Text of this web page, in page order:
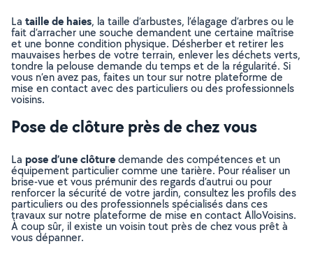
La taille de haies, la taille d’arbustes, l’élagage d’arbres ou le
fait d’arracher une souche demandent une certaine maîtrise
et une bonne condition physique. Désherber et retirer les
mauvaises herbes de votre terrain, enlever les déchets verts,
tondre la pelouse demande du temps et de la régularité. Si
vous n’en avez pas, faites un tour sur notre plateforme de
mise en contact avec des particuliers ou des professionnels
voisins.
Pose de clôture près de chez vous
La pose d’une clôturedemande des compétences et un
équipement particulier comme une tarière. Pour réaliser un
brise-vue et vous prémunir des regards d’autrui ou pour
renforcer la sécurité de votre jardin, consultez les profils des
particuliers ou des professionnels spécialisés dans ces
travaux sur notre plateforme de mise en contact AlloVoisins.
À coup sûr, il existe un voisin tout près de chez vous prêt à
vous dépanner.